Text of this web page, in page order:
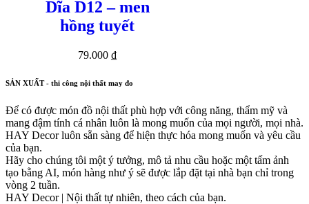
Dĩa D12 – men
hồng tuyết
79.000 ₫
SẢN XUẤT - thi công nội thất may đo
Để có được món đồ nội thất phù hợp với công năng, thẩm mỹ và
mang đậm tính cá nhân luôn là mong muốn của mọi người, mọi nhà.
HAY Decor luôn sẵn sàng để hiện thực hóa mong muốn và yêu cầu
của bạn.
Hãy cho chúng tôi một ý tưởng, mô tả nhu cầu hoặc một tấm ảnh
tạo bằng AI, món hàng như ý sẽ được lắp đặt tại nhà bạn chỉ trong
vòng 2 tuần.
HAY Decor | Nội thất tự nhiên, theo cách của bạn.